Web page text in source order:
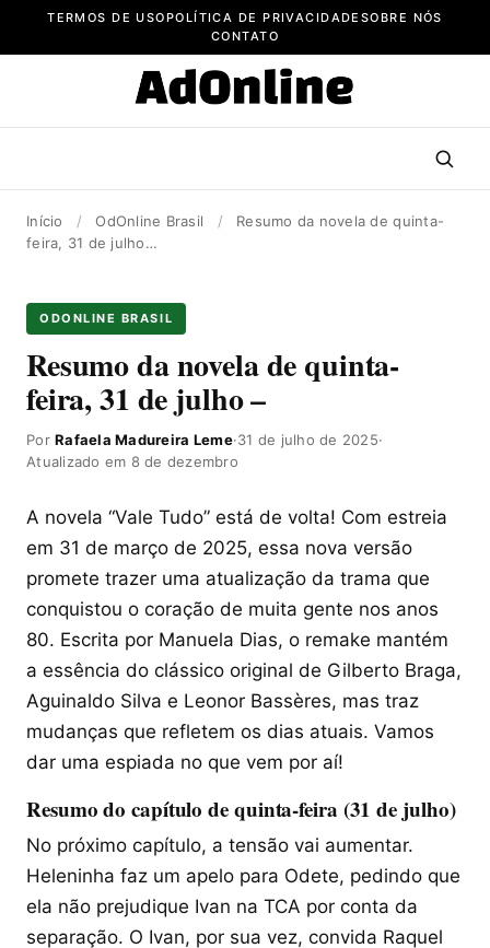
TERMOS DE USOPOLÍTICA DE PRIVACIDADE SOBRE NÓS
CONTATO
Início / OdOnline Brasil /
Resumo da novela de quinta-
feira, 31 de julho…
ODONLINE BRASIL
Resumo da novela de quinta-
feira, 31 de julho –
PorRafaela Madureira Leme·31 de julho de 2025·
Atualizado em 8 de dezembro
A novela “Vale Tudo” está de volta! Com estreia
em 31 de março de 2025, essa nova versão
promete trazer uma atualização da trama que
conquistou o coração de muita gente nos anos
80. Escrita por Manuela Dias, o remake mantém
a essência do clássico original de Gilberto Braga,
Aguinaldo Silva e Leonor Bassères, mas traz
mudanças que refletem os dias atuais. Vamos
dar uma espiada no que vem por aí!
Resumo do capítulo de quinta-feira (31 de julho)
No próximo capítulo, a tensão vai aumentar.
Heleninha faz um apelo para Odete, pedindo que
ela não prejudique Ivan na TCA por conta da
separação. O Ivan, por sua vez, convida Raquel